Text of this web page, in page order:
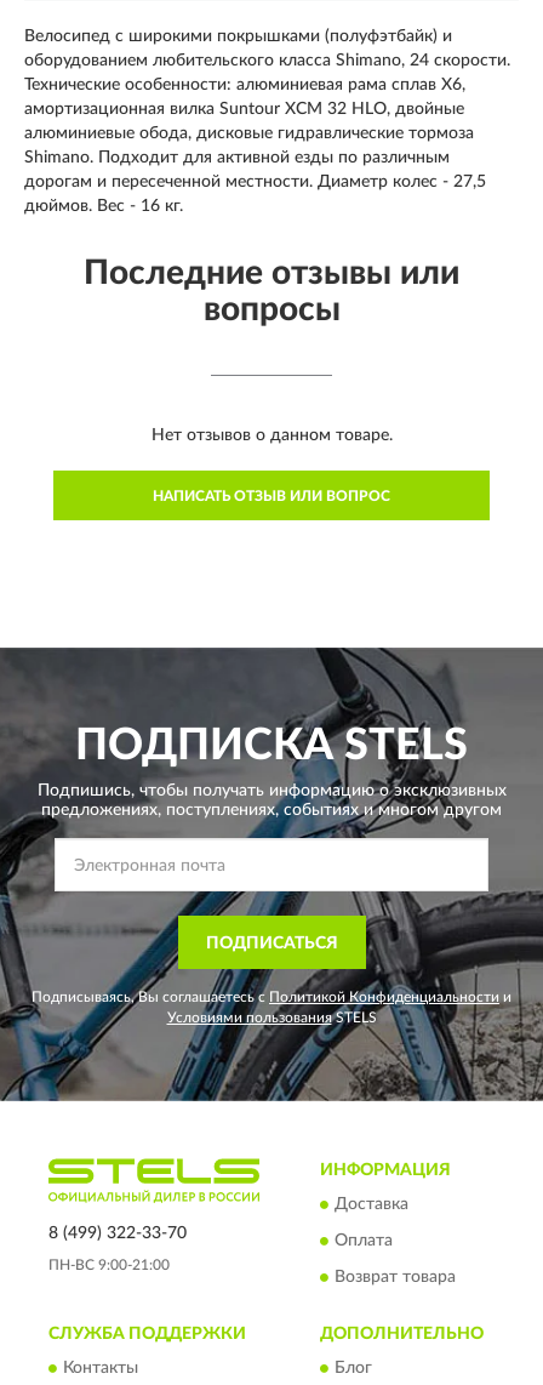
Велосипед с широкими покрышками (полуфэтбайк) и
оборудованием любительского класса Shimano, 24 скорости.
Технические особенности: алюминиевая рама сплав X6,
амортизационная вилка Suntour XCM 32 HLO, двойные
алюминиевые обода, дисковые гидравлические тормоза
Shimano. Подходит для активной езды по различным
дорогам и пересеченной местности. Диаметр колес - 27,5
дюймов. Вес - 16 кг.
Последние отзывы или
вопросы
Нет отзывов о данном товаре.
НАПИСАТЬ ОТЗЫВ ИЛИ ВОПРОС
ПОДПИСКАSTELS
Подпишись, чтобы получать информацию о эксклюзивных
предложениях, поступлениях, событиях и многом другом
ПОДПИСАТЬСЯ
Подписываясь, Вы соглашаетесь с Политикой Конфиденциальности и
Условиями пользованияSTELS
8 (499) 322-33-70
ПН-ВС 9:00-21:00
ИНФОРМАЦИЯ
Доставка
Оплата
Возврат товара
СЛУЖБА ПОДДЕРЖКИ
Контакты
ДОПОЛНИТЕЛЬНО
Блог